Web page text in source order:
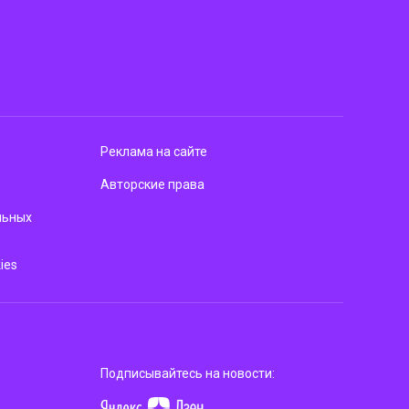
Реклама на сайте
Авторские права
Подписывайтесь на новости: